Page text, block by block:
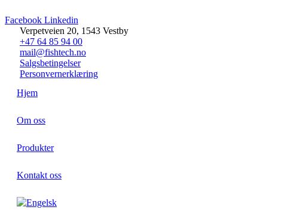
Facebook Linkedin
Verpetveien 20, 1543 Vestby
+47 64 85 94 00
mail@fishtech.no
Salgsbetingelser
Personvernerklæring
Hjem
Om oss
Produkter
Kontakt oss